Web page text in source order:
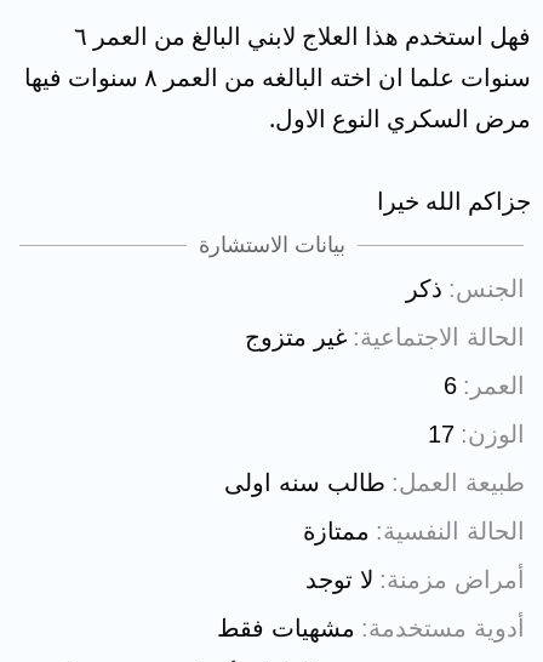
فهل استخدم هذا العلاج لابني البالغ من العمر ٦
سنوات علما ان اخته البالغه من العمر ٨ سنوات فيها
مرض السكري النوع الاول.
جزاكم الله خيرا
بيانات الاستشارة
الجنس ذكر
الحالة الاجتماعية غير متزوج
العمر
6
الوزن 17
طبيعة العمل طالب سنه اولى
الحالة النفسية
ممتازة
أمراض مزمنة لا توجد
أدوية مستخدمة
مشهيات فقط